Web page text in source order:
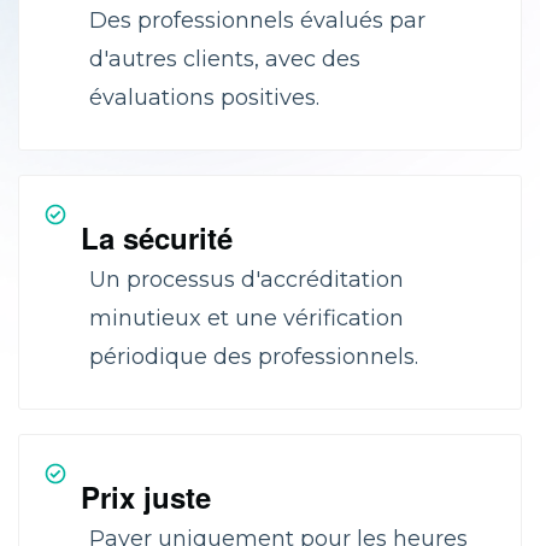
Des professionnels évalués par
d'autres clients, avec des
évaluations positives.
La sécurité
Un processus d'accréditation
minutieux et une vérification
périodique des professionnels.
Prix juste
Payer uniquement pour les heures